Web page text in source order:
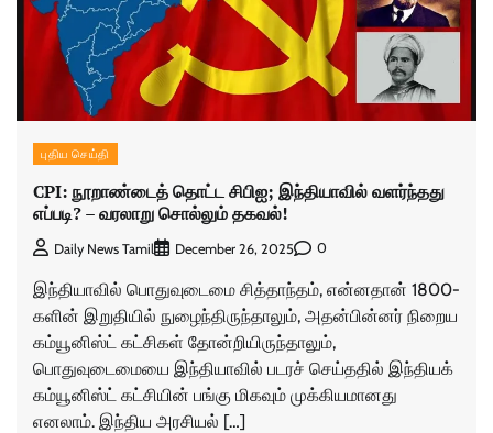
புதிய செய்தி
CPI: நூறாண்டைத் தொட்ட சிபிஐ; இந்தியாவில் வளர்ந்தது
எப்படி? – வரலாறு சொல்லும் தகவல்!
Daily News Tamil December 26, 2025 0
இந்தியாவில் பொதுவுடைமை சித்தாந்தம், என்னதான் 1800-
களின் இறுதியில் நுழைந்திருந்தாலும், அதன்பின்னர் நிறைய
கம்யூனிஸ்ட் கட்சிகள் தோன்றியிருந்தாலும்,
பொதுவுடைமையை இந்தியாவில் படரச் செய்ததில் இந்தியக்
கம்யூனிஸ்ட் கட்சியின் பங்கு மிகவும் முக்கியமானது
எனலாம். இந்திய அரசியல் […]